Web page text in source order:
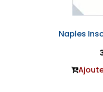
Naples